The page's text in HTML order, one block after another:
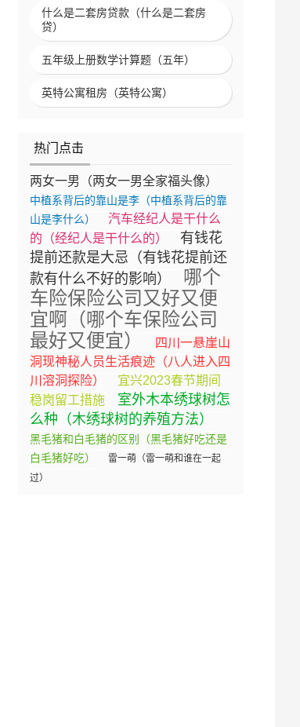
什么是二套房贷款（什么是二套房
贷）
五年级上册数学计算题（五年）
英特公寓租房（英特公寓）
热门点击
两女一男（两女一男全家福头像）
中植系背后的靠山是李（中植系背后的靠
山是李什么）
汽车经纪人是干什么
的（经纪人是干什么的）
有钱花
提前还款是大忌（有钱花提前还
款有什么不好的影响）
哪个
车险保险公司又好又便
宜啊（哪个车保险公司
最好又便宜）
四川一悬崖山
洞现神秘人员生活痕迹（八人进入四
川溶洞探险）
宜兴2023春节期间
稳岗留工措施
室外木本绣球树怎
么种（木绣球树的养殖方法）
黑毛猪和白毛猪的区别（黑毛猪好吃还是
白毛猪好吃）
雷一萌（雷一萌和谁在一起
过）